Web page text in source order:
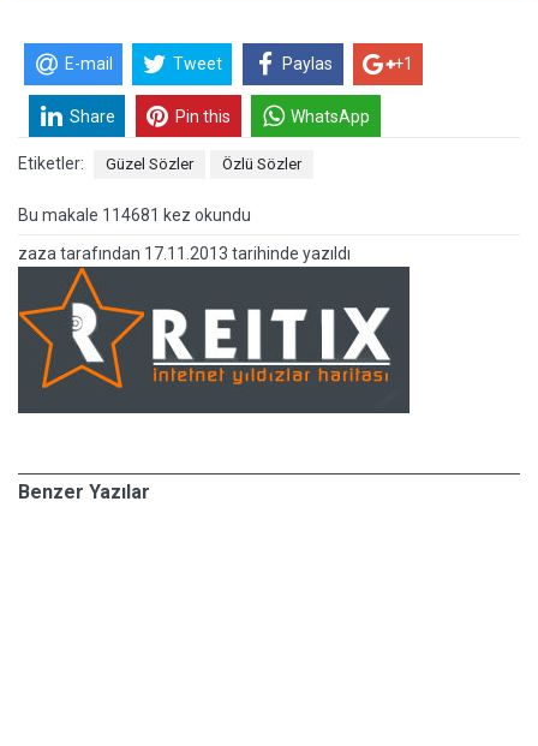
E-mail Tweet Paylas +1
Share Pin this WhatsApp
Etiketler: Güzel Sözler Özlü Sözler
Bu makale 114681 kez okundu
zaza tarafından 17.11.2013 tarihinde yazıldı
Benzer Yazılar